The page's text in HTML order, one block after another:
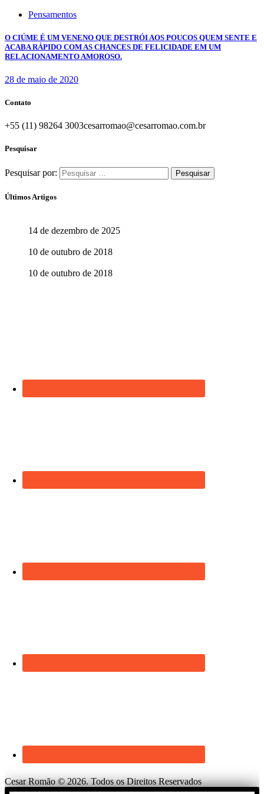
Pensamentos
O CIÚME É UM VENENO QUE DESTRÓI AOS POUCOS QUEM SENTE E
ACABA RÁPIDO COM AS CHANCES DE FELICIDADE EM UM
RELACIONAMENTO AMOROSO.
28 de maio de 2020
Contato
+55 (11) 98264 3003cesarromao@cesarromao.com.br
Pesquisar
Pesquisar por:
Últimos Artigos
14 de dezembro de 2025
10 de outubro de 2018
10 de outubro de 2018
Cesar Romão © 2026. Todos os Direitos Reservados